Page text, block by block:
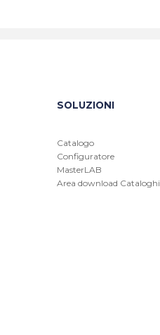
SOLUZIONI
Catalogo
Configuratore
MasterLAB
Area download Cataloghi